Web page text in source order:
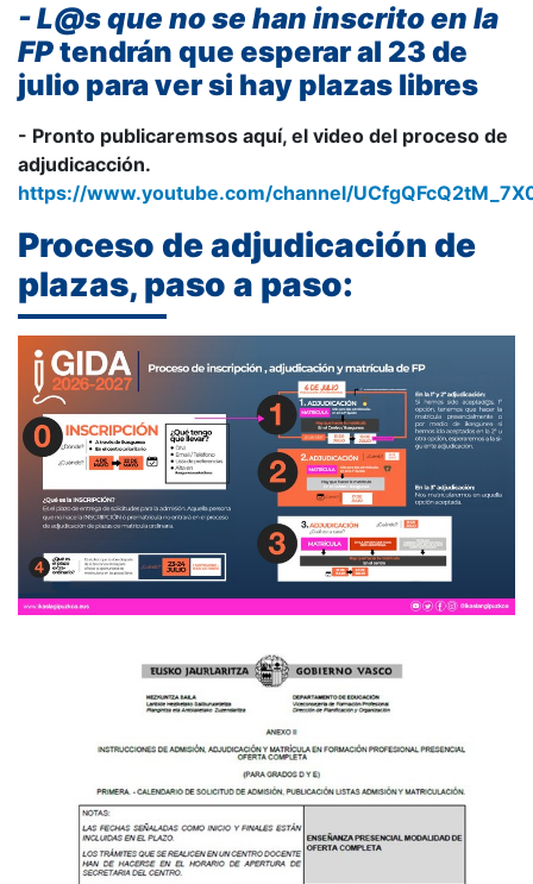
- L@s que no se han inscrito en la
FPtendrán que esperar al 23 de
julio para ver si hay plazas libres
- Pronto publicaremsos aquí, el video del proceso de
adjudicacción.
https://www.youtube.com/channel/
Proceso de adjudicación de
plazas, paso a paso: